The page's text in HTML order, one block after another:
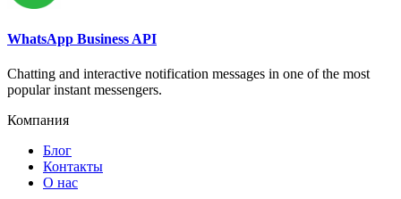
WhatsApp Business API
Chatting and interactive notification messages in one of the most
popular instant messengers.
Компания
Блог
Контакты
О нас